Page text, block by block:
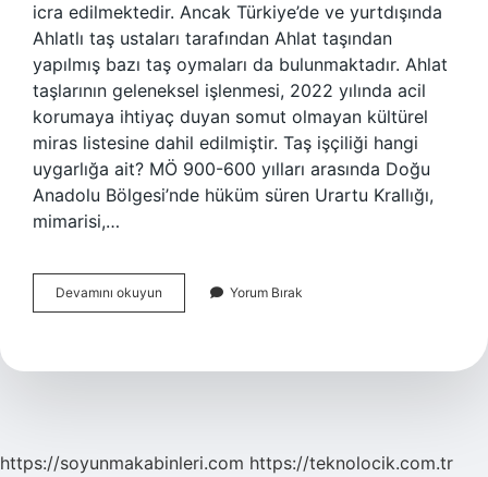
icra edilmektedir. Ancak Türkiye’de ve yurtdışında
Ahlatlı taş ustaları tarafından Ahlat taşından
yapılmış bazı taş oymaları da bulunmaktadır. Ahlat
taşlarının geleneksel işlenmesi, 2022 yılında acil
korumaya ihtiyaç duyan somut olmayan kültürel
miras listesine dahil edilmiştir. Taş işçiliği hangi
uygarlığa ait? MÖ 900-600 yılları arasında Doğu
Anadolu Bölgesi’nde hüküm süren Urartu Krallığı,
mimarisi,…
Devamını okuyun
Işçiliği
Yorum Bırak
https://soyunmakabinleri.com https://teknolocik.com.tr